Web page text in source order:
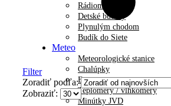
Rádiom riadené
Detské budíky
Plynulým chodom
Budík do Siete
Meteo
Meteorologické stanice
Chalúpky
Barometer
Teplomery / vlhkomery
Minútky JVD
Filter
Zoradiť podľa:
Zobraziť: